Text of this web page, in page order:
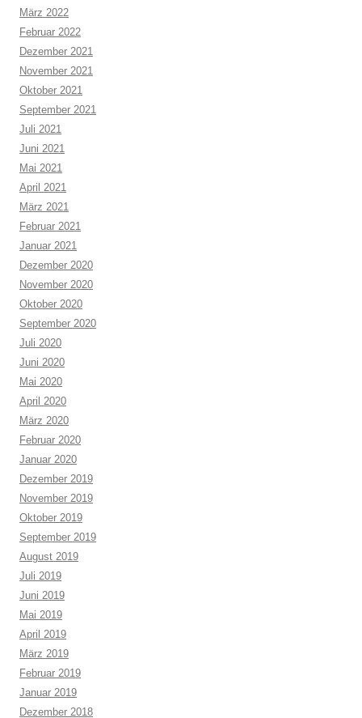
März 2022
Februar 2022
Dezember 2021
November 2021
Oktober 2021
September 2021
Juli 2021
Juni 2021
Mai 2021
April 2021
März 2021
Februar 2021
Januar 2021
Dezember 2020
November 2020
Oktober 2020
September 2020
Juli 2020
Juni 2020
Mai 2020
April 2020
März 2020
Februar 2020
Januar 2020
Dezember 2019
November 2019
Oktober 2019
September 2019
August 2019
Juli 2019
Juni 2019
Mai 2019
April 2019
März 2019
Februar 2019
Januar 2019
Dezember 2018